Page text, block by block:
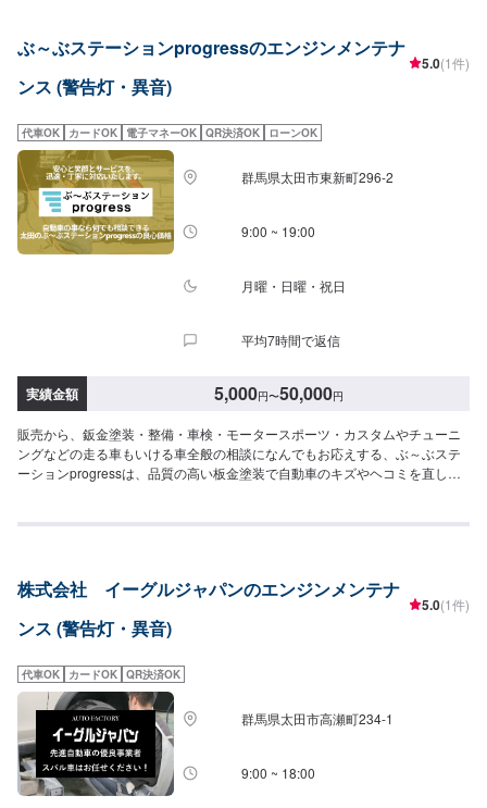
となります。納期は前後する場合がございます。予め、ご了承ください。-----
代車について-----無料の代車をご用意しています。お車の作業中は代車をご利
用ください。※代車の燃料代はお客様にご負担いただいております。-----ご来
庫の際はお気をつけてお越しください。駐車スペースは20台完備しておりま
す。受付はスタッフへ「メンテモで予約しました」とお伝えください。ご案
内いたします。【定休日・営業時間】定休日：日曜日、祝日営業時間：
9:30~18:30
ぶ～ぶステーションprogressのエンジンメンテナ
ンス (警告灯・異音)
5.0(1件)
代車OK カードOK 電子マネーOK QR決済OK ローンOK
群馬県太田市東新町296-2
9:00 ~ 19:00
月曜・日曜・祝日
平均7時間で返信
実績金額 5,000円〜50,000円
販売から、鈑金塗装・整備・車検・モータースポーツ・カスタムやチューニ
ングなどの走る車もいける車全般の相談になんでもお応えする、ぶ～ぶステ
ーションprogressは、品質の高い板金塗装で自動車のキズやヘコミを直しま
ので、お気軽にお問い合わせください。ブレーキパッドの交換や車内のクリ
ドバイスを心掛けております。--------------------------------------------------【1】オ
ファーにてお問い合わせ【2】お見積り【3】お見積りにご納得いただければ
作業開始【4】仕上がり次第納車-----納期について-----納期は通常2日～3日程
さい。-----代車について-----無料の代車をご用意しています。お車の作業中は
代車をご利用ください。※代車の燃料代はお客様にご負担いただいておりま
す。-----ご来店時の注意、受付方法-----当工場は太田桐生インターチェンジか
ら５分入庫の際はお気をつけてお越しください。駐車スペースは工場前の空
いているスペースに駐車してください。受付はスタッフへ「メンテモで予約
しました」とお伝えください。ご案内いたします。【定休日・営業時間】定
休日：日曜日営業時間：9:00~19:00
株式会社 イーグルジャパンのエンジンメンテナ
ンス (警告灯・異音)
5.0(1件)
代車OK カードOK QR決済OK
群馬県太田市高瀬町234-1
9:00 ~ 18:00